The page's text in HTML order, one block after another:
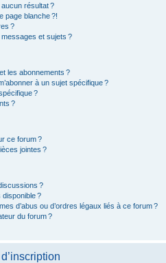
résultat ?
page blanche ?!
?
et sujets ?
les abonnements ?
à un sujet spécifique ?
?
?
ce forum ?
jointes ?
?
disponible ?
d’abus ou d’ordres légaux liés à ce forum ?
du forum ?